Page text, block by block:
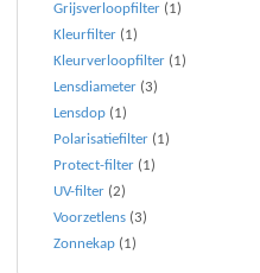
Grijsverloopfilter (1)
Kleurfilter (1)
Kleurverloopfilter (1)
Lensdiameter (3)
Lensdop (1)
Polarisatiefilter (1)
Protect-filter (1)
UV-filter (2)
Voorzetlens (3)
Zonnekap (1)